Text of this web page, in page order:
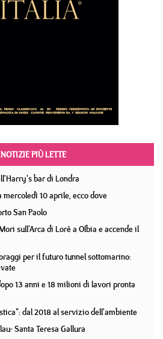
PIÙ LETTE
bar di Londra
10 aprile, ecco dove
San Paolo
sull'Arca di Lorè a Olbia e accende il
per il futuro tunnel sottomarino:
13 anni e 18 milioni di lavori pronta
dal 2018 al servizio dell'ambiente
Santa Teresa Gallura